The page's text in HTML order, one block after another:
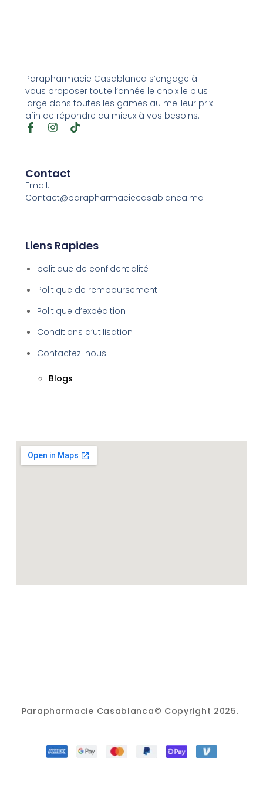
Parapharmacie Casablanca s’engage à
vous proposer toute l’année le choix le plus
large dans toutes les games au meilleur prix
afin de répondre au mieux à vos besoins.
Contact
Email:
Contact@parapharmaciecasablanca.ma
Liens Rapides
politique de confidentialité
Politique de remboursement
Politique d’expédition
Conditions d’utilisation
Contactez-nous
Blogs
Parapharmacie Casablanca© Copyright 2025.